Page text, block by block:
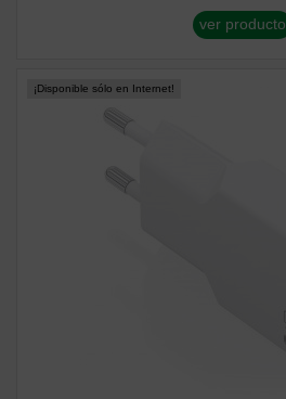
ver producto
¡Disponible sólo en Internet!